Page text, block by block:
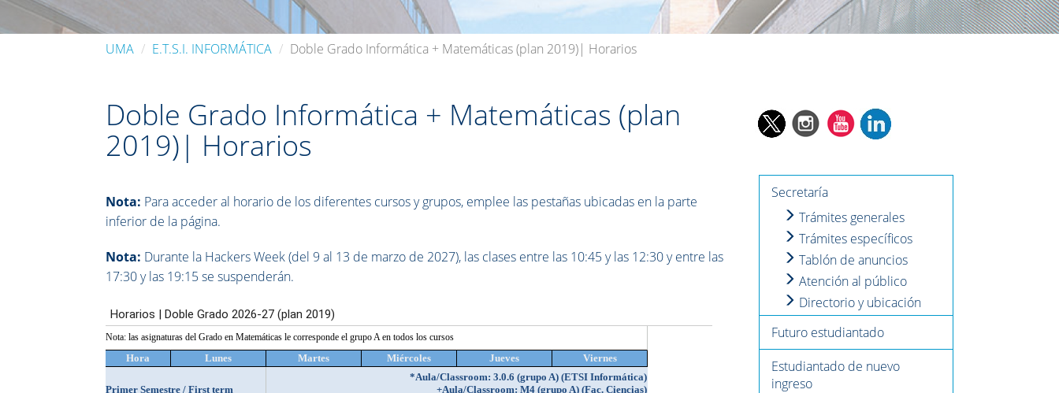
UMA E.T.S.I. INFORMÁTICA Doble Grado Informática + Matemáticas (plan 2019)| Horarios
Doble Grado Informática + Matemáticas (plan
2019)| Horarios
Nota: Para acceder al horario de los diferentes cursos y grupos, emplee las pestañas ubicadas en la parte
inferior de la página.
Nota: Durante la Hackers Week (del 9 al 13 de marzo de 2027), las clases entre las 10:45 y las 12:30 y entre las
17:30 y las 19:15 se suspenderán.
Secretaría
Trámites generales
Trámites específicos
Tablón de anuncios
Atención al público
Directorio y ubicación
Futuro estudiantado
Estudiantado de nuevo
ingreso